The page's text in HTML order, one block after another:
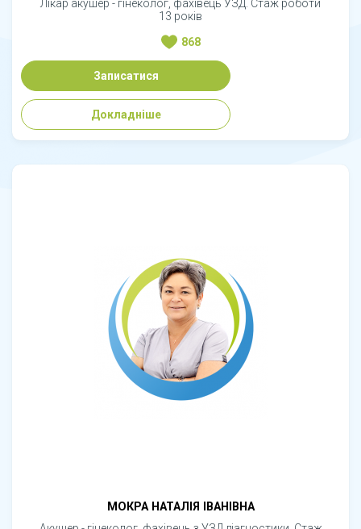
Лікар акушер - гінеколог, фахівець УЗД. Стаж роботи
13 років
868
Записатися
Докладніше
МОКРА НАТАЛІЯ ІВАНІВНА